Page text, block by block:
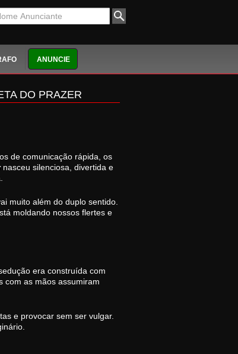
ANUNCIE
DO PRAZER
de comunicação rápida, os
nasceu silenciosa, divertida e
muito além do duplo sentido.
moldando nossos flertes e
era construída com
com as mãos assumiram
e provocar sem ser vulgar.